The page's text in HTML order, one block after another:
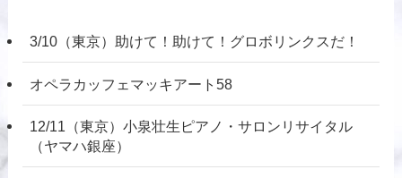
3/10（東京）助けて！助けて！グロボリンクスだ！
オペラカッフェマッキアート58
12/11（東京）小泉壮生ピアノ・サロンリサイタル
（ヤマハ銀座）